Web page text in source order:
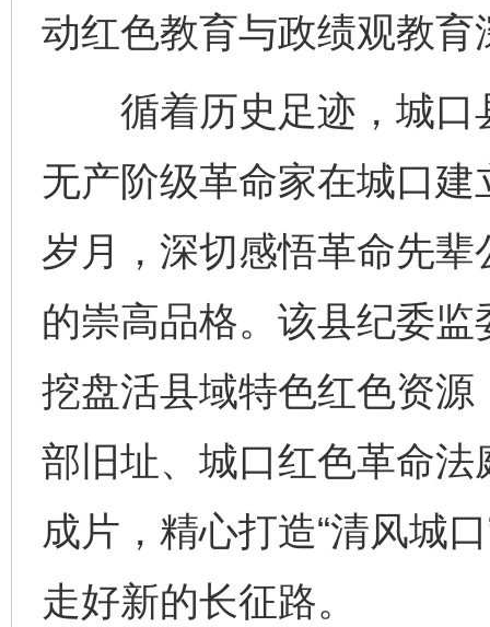
动红色教育与政绩观教
循着历史足迹，城口
无产阶级革命家在城口
岁月，深切感悟革命先
的崇高品格。该县纪委
挖盘活县域特色红色资
部旧址、城口红色革命
成片，精心打造“清风城
走好新的长征路。